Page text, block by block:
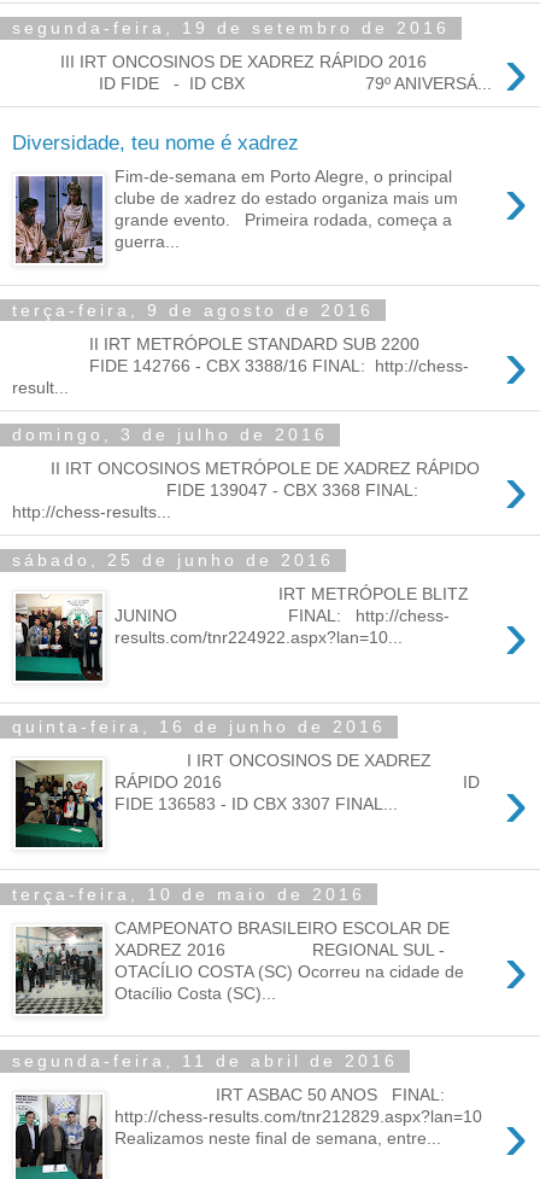
segunda-feira, 19 de setembro de 2016
›
III IRT ONCOSINOS DE XADREZ RÁPIDO 2016
ID FIDE - ID CBX 79º ANIVERSÁ...
Diversidade, teu nome é xadrez
›
Fim-de-semana em Porto Alegre, o principal
clube de xadrez do estado organiza mais um
grande evento. Primeira rodada, começa a
guerra...
terça-feira, 9 de agosto de 2016
›
II IRT METRÓPOLE STANDARD SUB 2200
FIDE 142766 - CBX 3388/16 FINAL: http://chess-
result...
domingo, 3 de julho de 2016
›
II IRT ONCOSINOS METRÓPOLE DE XADREZ RÁPIDO
FIDE 139047 - CBX 3368 FINAL:
http://chess-results...
sábado, 25 de junho de 2016
›
IRT METRÓPOLE BLITZ
JUNINO FINAL: http://chess-
results.com/tnr224922.aspx?lan=10...
quinta-feira, 16 de junho de 2016
›
I IRT ONCOSINOS DE XADREZ
RÁPIDO 2016 ID
FIDE 136583 - ID CBX 3307 FINAL...
terça-feira, 10 de maio de 2016
›
CAMPEONATO BRASILEIRO ESCOLAR DE
XADREZ 2016 REGIONAL SUL -
OTACÍLIO COSTA (SC) Ocorreu na cidade de
Otacílio Costa (SC)...
segunda-feira, 11 de abril de 2016
›
IRT ASBAC 50 ANOS FINAL:
http://chess-results.com/tnr212829.aspx?lan=10
Realizamos neste final de semana, entre...